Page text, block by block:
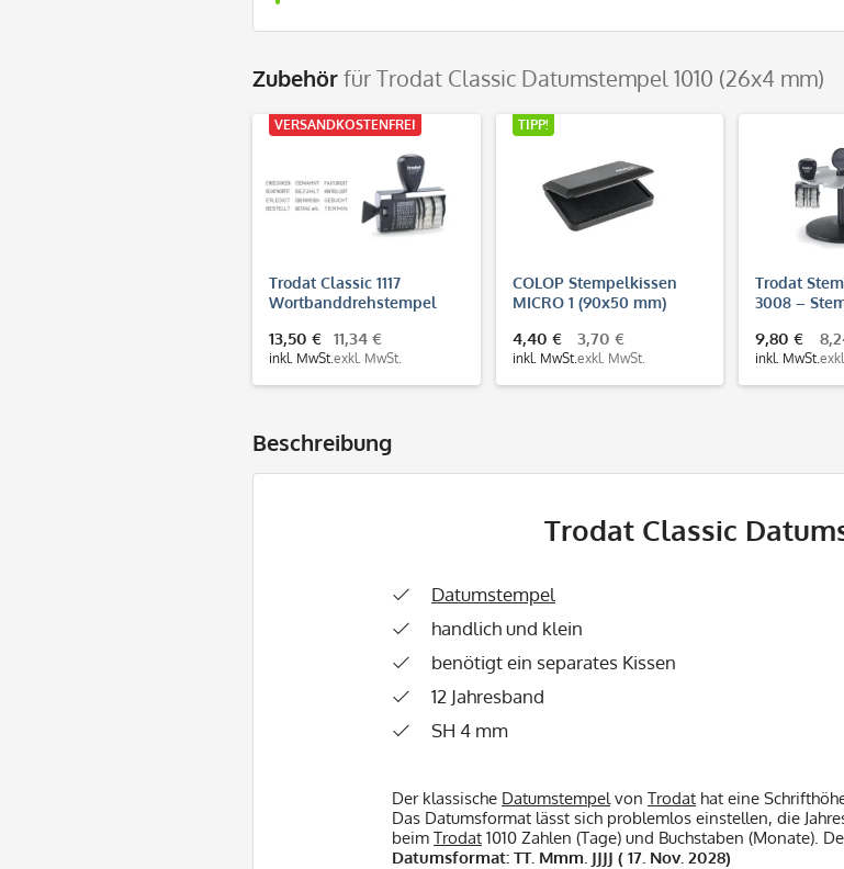
Zubehörfür Trodat Classic Datumstempel 1010 (26x4 mm)
VERSANDKOSTENFREI
Trodat Classic 1117
Wortbanddrehstempel
13,50 €
inkl. MwSt.
11,34 €
exkl. MwSt.
TIPP!
COLOP Stempelkissen
MICRO 1 (90x50 mm)
4,40 €
inkl. MwSt.
3,70 €
exkl. MwSt.
Trodat
3008 –
9,80 €
inkl. MwSt.
Beschreibung
Trodat Classic
Datumstempel
handlich und klein
benötigt ein separates Kissen
12 Jahresband
SH 4 mm
Der klassische Datumstempel von Trodat hat eine
Das Datumsformat lässt sich problemlos einstellen, die
beim Trodat 1010 Zahlen (Tage) und Buchstaben (Monate).
Datumsformat: TT. Mmm. JJJJ ( 17. Nov. 2028)